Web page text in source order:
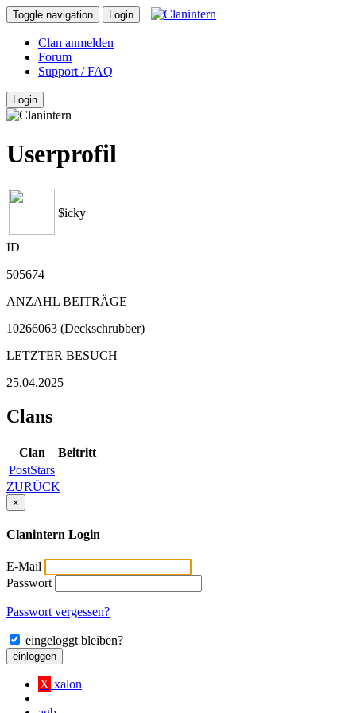
Toggle navigation Login
Clan anmelden
Forum
Support / FAQ
Login
Userprofil
$icky
ID
505674
ANZAHL BEITRÄGE
10266063 (Deckschrubber)
LETZTER BESUCH
25.04.2025
Clans
Clan
Beitritt
PostStars
ZURÜCK
×
Clanintern Login
E-Mail
Passwort
Passwort vergessen?
eingeloggt bleiben?
einloggen
X xalon